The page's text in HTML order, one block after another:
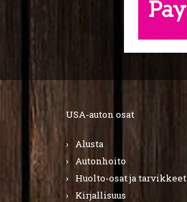
USA-auton osat
Alusta
Autonhoito
Huolto-osat ja tarvikkeet
Kirjallisuus